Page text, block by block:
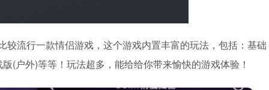
较流行一款情侣游戏，这个游戏内置丰富的玩法，包括：基础
(户外)等等！玩法超多，能给给你带来愉快的游戏体验！